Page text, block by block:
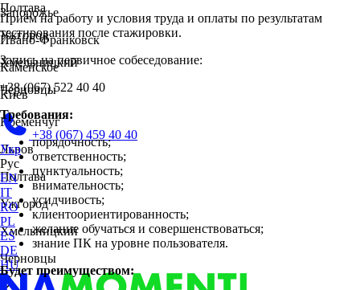
Запорожье
Ивано-Франковск
Каменское
Киев
Кременчуг
Львов
Полтава
Ужгород
Хмельницкий
Черновцы
Полтава
Ужгород
Хмельницкий
Черновцы
+38 (067) 459 40 40
Укр
Рус
EN
IT
RO
PL
ES
DE
HU
Приём на работу и условия труда и оплаты по результатам
тестирования после стажировки.
Запись на первичное собеседование:
+38 (067) 522 40 40
Требования:
порядочность;
ответственность;
пунктуальность;
внимательность;
усидчивость;
клиентоориентированность;
желание обучаться и совершенствоваться;
знание ПК на уровне пользователя.
Будет преимуществом: